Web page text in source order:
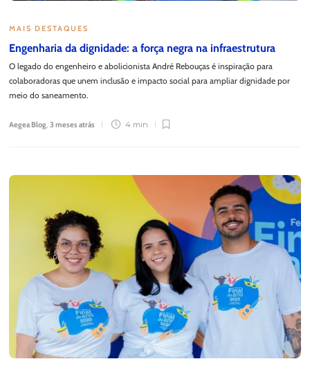
MAIS DESTAQUES
Engenharia da dignidade: a força negra na infraestrutura
O legado do engenheiro e abolicionista André Rebouças é inspiração para
colaboradoras que unem inclusão e impacto social para ampliar dignidade por
meio do saneamento.
Aegea Blog 3 meses atrás 4 min